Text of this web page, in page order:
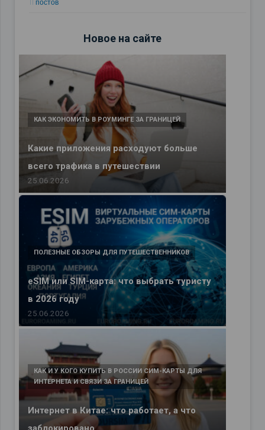
11 постов
Новое на сайте
Какие приложения расходуют больше
всего трафика в путешествии
КАК ЭКОНОМИТЬ В РОУМИНГЕ ЗА ГРАНИЦЕЙ
25.06.2026
eSIM или SIM-карта: что выбрать туристу
в 2026 году
ПОЛЕЗНЫЕ ОБЗОРЫ ДЛЯ ПУТЕШЕСТВЕННИКОВ
25.06.2026
Интернет в Китае: что работает, а что
КАК И У КОГО КУПИТЬ В РОССИИ СИМ-КАРТЫ ДЛЯ
ИНТЕРНЕТА И СВЯЗИ ЗА ГРАНИЦЕЙ